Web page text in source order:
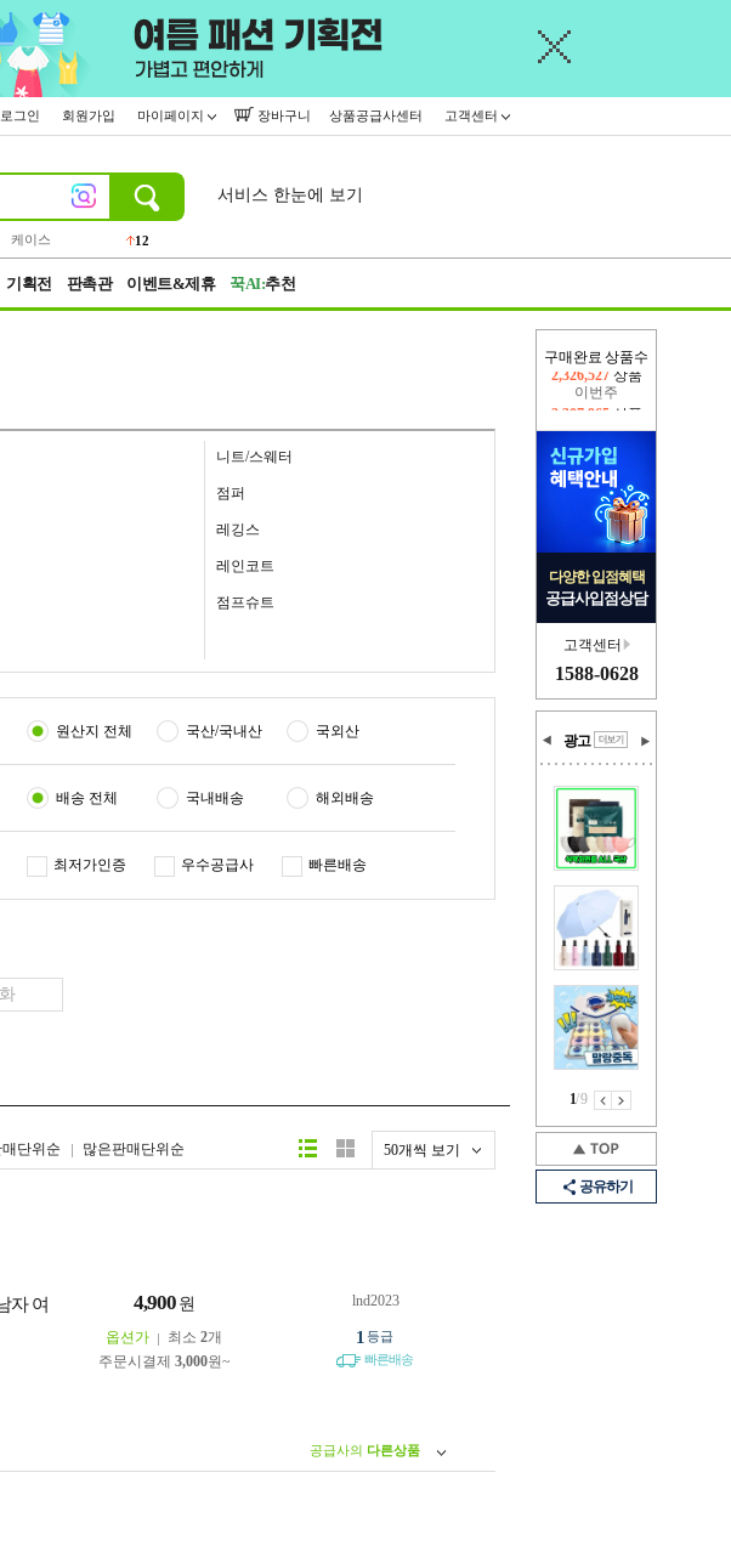
로그인 회원가입 마이페이지 장바구니 상품공급사센터 고객센터
케이스
12
서비스 한눈에 보기
기획전 판촉관 이벤트&제휴 꾹AI:추천
구매완료 상품수
이번주
2,307,965
다양한 입점혜택
공급사입점상담
고객센터
1588-0628
광고
1/9
공유하기
니트/스웨터
점퍼
레깅스
레인코트
점프슈트
원산지 전체 국산/국내산 국외산
배송 전체 국내배송 해외배송
최저가인증 우수공급사 빠른배송
단위순 많은판매단위순 50개씩 보기
자 여
4,900 원
옵션가 최소 2개
주문시결제 3,000원~
lnd2023
1 등급
빠른배송
공급사의 다른상품